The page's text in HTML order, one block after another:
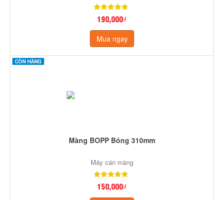
190,000₫
Mua ngay
CÒN HÀNG
Màng BOPP Bóng 310mm
Máy cán màng
150,000₫